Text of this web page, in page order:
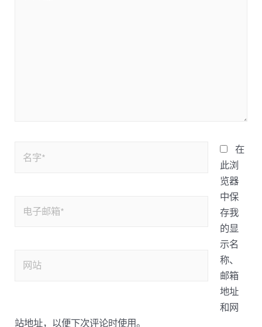
在
此浏
览器
中保
存我
的显
示名
称、
邮箱
地址
和网
站地址，以便下次评论时使用。